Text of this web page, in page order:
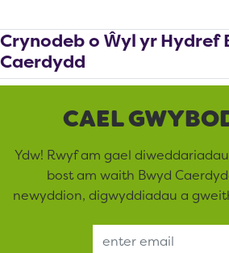
Crynodeb o Ŵyl yr Hydref
Caerdydd
CAEL
Ydw! Rwyf am gael
bost am waith Bwyd
newyddion, digwyddiadau a